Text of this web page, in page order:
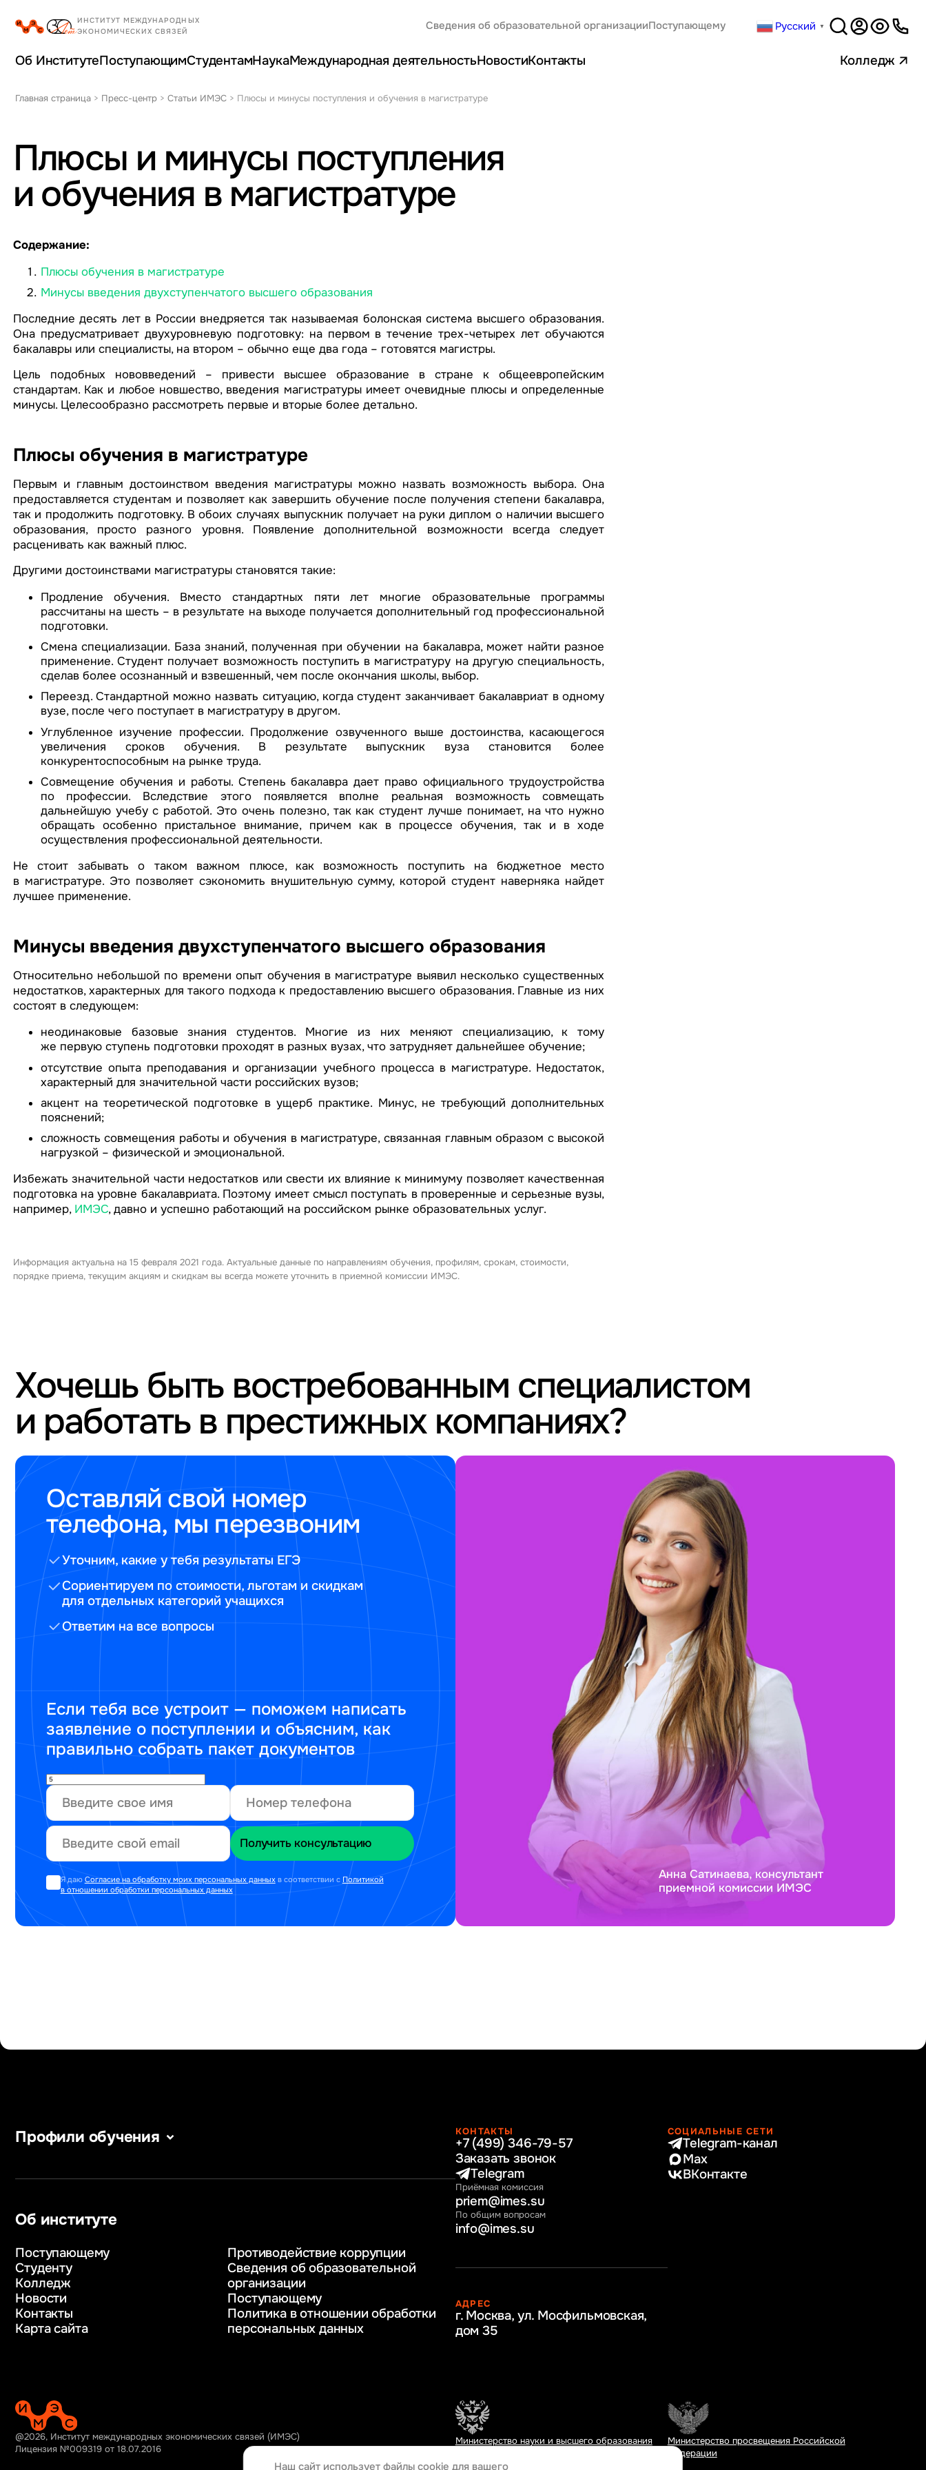
Сведения об образовательной организацииПоступающему Русский ▼
Версия
для
Об ИнститутеПоступающимСтудентамНаукаМеждународная деятельностьНовостиКонтакты Колледж
Главная страница > Пресс-центр >Статьи ИМЭС > Плюсы и минусы поступления и обучения в магистратуре
Плюсы и минусы поступления
и обучения в магистратуре
Содержание:
Плюсы обучения в магистратуре
Минусы введения двухступенчатого высшего образования
Последние десять лет в России внедряется так называемая болонская система высшего образования.
Она предусматривает двухуровневую подготовку: на первом в течение трех-четырех лет обучаются
бакалавры или специалисты, на втором – обычно еще два года – готовятся магистры.
Цель подобных нововведений – привести высшее образование в стране к общеевропейским
стандартам. Как и любое новшество, введения магистратуры имеет очевидные плюсы и определенные
минусы. Целесообразно рассмотреть первые и вторые более детально.
Плюсы обучения в магистратуре
Первым и главным достоинством введения магистратуры можно назвать возможность выбора. Она
предоставляется студентам и позволяет как завершить обучение после получения степени бакалавра,
так и продолжить подготовку. В обоих случаях выпускник получает на руки диплом о наличии высшего
образования, просто разного уровня. Появление дополнительной возможности всегда следует
расценивать как важный плюс.
Другими достоинствами магистратуры становятся такие:
Продление обучения. Вместо стандартных пяти лет многие образовательные программы
рассчитаны на шесть – в результате на выходе получается дополнительный год профессиональной
подготовки.
Смена специализации. База знаний, полученная при обучении на бакалавра, может найти разное
применение. Студент получает возможность поступить в магистратуру на другую специальность,
сделав более осознанный и взвешенный, чем после окончания школы, выбор.
Переезд. Стандартной можно назвать ситуацию, когда студент заканчивает бакалавриат в одному
вузе, после чего поступает в магистратуру в другом.
Углубленное изучение профессии. Продолжение озвученного выше достоинства, касающегося
увеличения сроков обучения. В результате выпускник вуза становится более
конкурентоспособным на рынке труда.
Совмещение обучения и работы. Степень бакалавра дает право официального трудоустройства
по профессии. Вследствие этого появляется вполне реальная возможность совмещать
дальнейшую учебу с работой. Это очень полезно, так как студент лучше понимает, на что нужно
обращать особенно пристальное внимание, причем как в процессе обучения, так и в ходе
осуществления профессиональной деятельности.
Не стоит забывать о таком важном плюсе, как возможность поступить на бюджетное место
в магистратуре. Это позволяет сэкономить внушительную сумму, которой студент наверняка найдет
лучшее применение.
Минусы введения двухступенчатого высшего образования
Относительно небольшой по времени опыт обучения в магистратуре выявил несколько существенных
недостатков, характерных для такого подхода к предоставлению высшего образования. Главные из них
состоят в следующем:
неодинаковые базовые знания студентов. Многие из них меняют специализацию, к тому
же первую ступень подготовки проходят в разных вузах, что затрудняет дальнейшее обучение;
отсутствие опыта преподавания и организации учебного процесса в магистратуре. Недостаток,
характерный для значительной части российских вузов;
акцент на теоретической подготовке в ущерб практике. Минус, не требующий дополнительных
пояснений;
сложность совмещения работы и обучения в магистратуре, связанная главным образом с высокой
нагрузкой – физической и эмоциональной.
Избежать значительной части недостатков или свести их влияние к минимуму позволяет качественная
подготовка на уровне бакалавриата. Поэтому имеет смысл поступать в проверенные и серьезные вузы,
например, ИМЭС, давно и успешно работающий на российском рынке образовательных услуг.
Информация актуальна на 15 февраля 2021 года. Актуальные данные по направлениям обучения, профилям, срокам, стоимости,
порядке приема, текущим акциям и скидкам вы всегда можете уточнить в приемной комиссии ИМЭС.
Хочешь быть востребованным специалистом
и работать в престижных компаниях?
Оставляй свой номер
телефона, мы перезвоним
Уточним, какие у тебя результаты ЕГЭ
Сориентируем по стоимости, льготам и скидкам
для отдельных категорий учащихся
Ответим на все вопросы
Если тебя все устроит — поможем написать
заявление о поступлении и объясним, как
правильно собрать пакет документов
Я даю Согласие на обработку моих персональных данныхв соответствии с Политикой
в отношении обработки персональных данных
Анна Сатинаева, консультант
приемной комиссии ИМЭС
Профили обучения
и бизнес-аналитика
Управление в сфере
коммерческой деятельности
Психолого-педагогическое
консультирование и медиация
в образовании
Веб-дизайн
Управление инновационным
развитием предприятия
ресурсами
Таможенное регулирование
и логистика
Начальное образование
Интернет-маркетинг
Об институте
Поступающему
Студенту
Колледж
Новости
Контакты
Карта сайта
Противодействие коррупции
Сведения об образовательной
организации
Поступающему
Политика в отношении обработки
персональных данных
КОНТАКТЫ
+7 (499) 346-79-57
Заказать звонок
Telegram
Приёмная комиссия
priem@imes.su
По общим вопросам
info@imes.su
АДРЕС
г. Москва, ул. Мосфильмовская,
дом 35
СОЦИАЛЬНЫЕ СЕТИ
Telegram-канал
Max
ВКонтакте
@2026, Институт международных экономических связей (ИМЭС)
Лицензия №009319 от 18.07.2016
Министерство науки и высшего образования
Министерство просвещения Российской
Федерации
Наш сайт использует файлы cookie для вашего